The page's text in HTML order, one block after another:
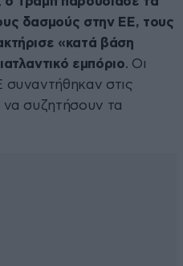
δασμούς στην ΕΕ, τους
«κατά βάση
εμπόριο. Οι
συναντήθηκαν στις
να συζητήσουν τα